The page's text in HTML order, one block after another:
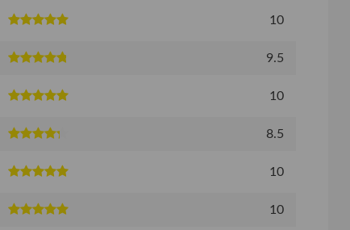
10
9.5
10
8.5
10
10